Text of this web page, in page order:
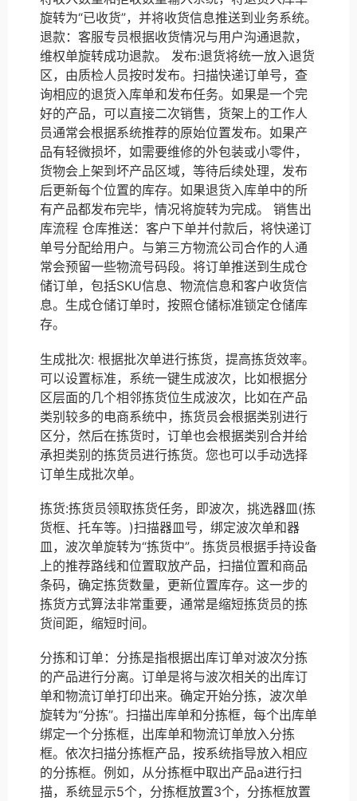
旋转为“已收货”，并将收货信息推送到业务系统。
退款：客服专员根据收货情况与用户沟通退款，
维权单旋转成功退款。 发布:退货将统一放入退货
区，由质检人员按时发布。扫描快递订单号，查
询相应的退货入库单和发布任务。如果是一个完
好的产品，可以直接二次销售，货架上的工作人
员通常会根据系统推荐的原始位置发布。如果产
品有轻微损坏，如需要维修的外包装或小零件，
货物会上架到坏产品区域，等待后续处理，发布
后更新每个位置的库存。如果退货入库单中的所
有产品都发布完毕，情况将旋转为完成。 销售出
库流程 仓库推送：客户下单并付款后，将快递订
单号分配给用户。与第三方物流公司合作的人通
常会预留一些物流号码段。将订单推送到生成仓
储订单，包括SKU信息、物流信息和客户收货信
息。生成仓储订单时，按照仓储标准锁定仓储库
存。
生成批次: 根据批次单进行拣货，提高拣货效率。
可以设置标准，系统一键生成波次，比如根据分
区层面的几个相邻拣货位生成波次，比如在产品
类别较多的电商系统中，拣货员会根据类别进行
区分，然后在拣货时，订单也会根据类别合并给
承担类别的拣货员进行拣货。您也可以手动选择
订单生成批次单。
拣货:拣货员领取拣货任务，即波次，挑选器皿(拣
货框、托车等。)扫描器皿号，绑定波次单和器
皿，波次单旋转为“拣货中”。拣货员根据手持设备
上的推荐路线和位置取放产品，扫描位置和商品
条码，确定拣货数量，更新位置库存。这一步的
拣货方式算法非常重要，通常是缩短拣货员的拣
货间距，缩短时间。
分拣和订单：分拣是指根据出库订单对波次分拣
的产品进行分离。订单是将与波次相关的出库订
单和物流订单打印出来。确定开始分拣，波次单
旋转为“分拣”。扫描出库单和分拣框，每个出库单
绑定一个分拣框，出库单和物流订单放入分拣
框。依次扫描分拣框产品，按系统指导放入相应
的分拣框。例如，从分拣框中取出产品a进行扫
描，系统显示5个，分拣框放置3个，分拣框放置